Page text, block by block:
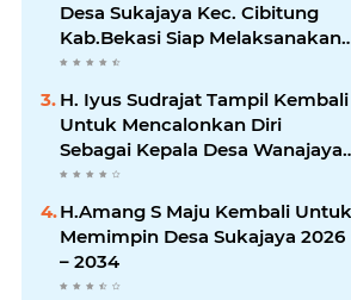
Desa Sukajaya Kec. Cibitung
Kab.Bekasi Siap Melaksanakan
Aspirasi Masyarakat
H. Iyus Sudrajat Tampil Kembali
Untuk Mencalonkan Diri
Sebagai Kepala Desa Wanajaya
Bergema dari Warga Ujung
Kampung Hingga Warga
Perumahan
H.Amang S Maju Kembali Untuk
Memimpin Desa Sukajaya 2026
– 2034